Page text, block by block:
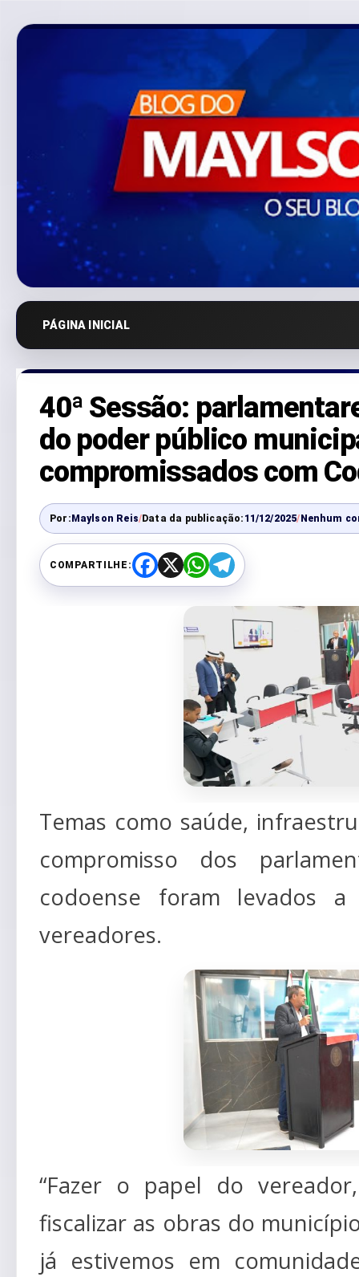
PÁGINA INICIAL
40ª Sessão:
do poder público
compromissados com
Por:Maylson Reis/Data da publicação: 11/12/2025/Nenhum
COMPARTILHE:
F
a
X
W
h
A
p
T
e
a
m
Temas como saúde,
compromisso dos
codoense foram levados
vereadores.
“Fazer o papel do
fiscalizar as obras do
já estivemos em